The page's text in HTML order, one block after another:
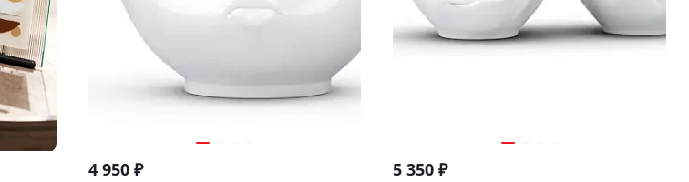
4 950₽ 5 350 ₽